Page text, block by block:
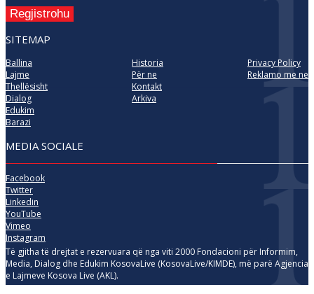
Regjistrohu
SITEMAP
Ballina
Lajme
Thellësisht
Dialog
Edukim
Barazi
Historia
Për ne
Kontakt
Arkiva
Privacy Policy
Reklamo me ne
MEDIA SOCIALE
Facebook
Twitter
Linkedin
YouTube
Vimeo
Instagram
Të gjitha të drejtat e rezervuara që nga viti 2000 Fondacioni për Informim,
Media, Dialog dhe Edukim KosovaLive (KosovaLive/KIMDE), më parë Agjencia
e Lajmeve Kosova Live (AKL).